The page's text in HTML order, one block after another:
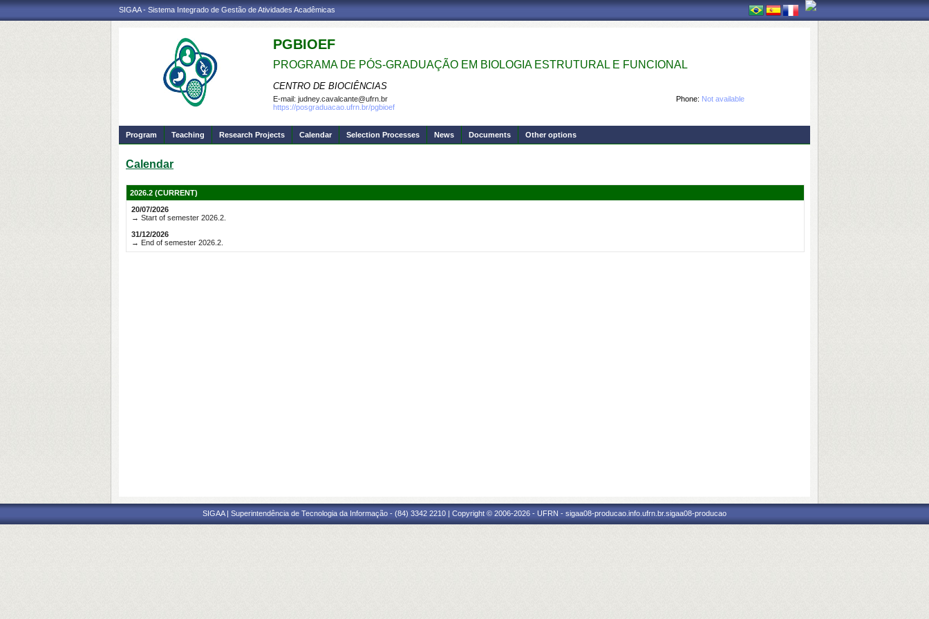
SIGAA - Sistema Integrado de Gestão de Atividades Acadêmicas
PGBIOEF
PROGRAMA DE PÓS-GRADUAÇÃO EM BIOLOGIA ESTRUTURAL E FUNCIONAL
CENTRO DE BIOCIÊNCIAS
Phone: Not available
E-mail: judney.cavalcante@ufrn.br
https://posgraduacao.ufrn.br/pgbioef
Program Teaching Research Projects Calendar Selection Processes News Documents Other options
Calendar
2026.2 (CURRENT)
20/07/2026
→ Start of semester 2026.2.
31/12/2026
→ End of semester 2026.2.
SIGAA | Superintendência de Tecnologia da Informação - (84) 3342 2210 | Copyright © 2006-2026 - UFRN - sigaa08-producao.info.ufrn.br.sigaa08-producao